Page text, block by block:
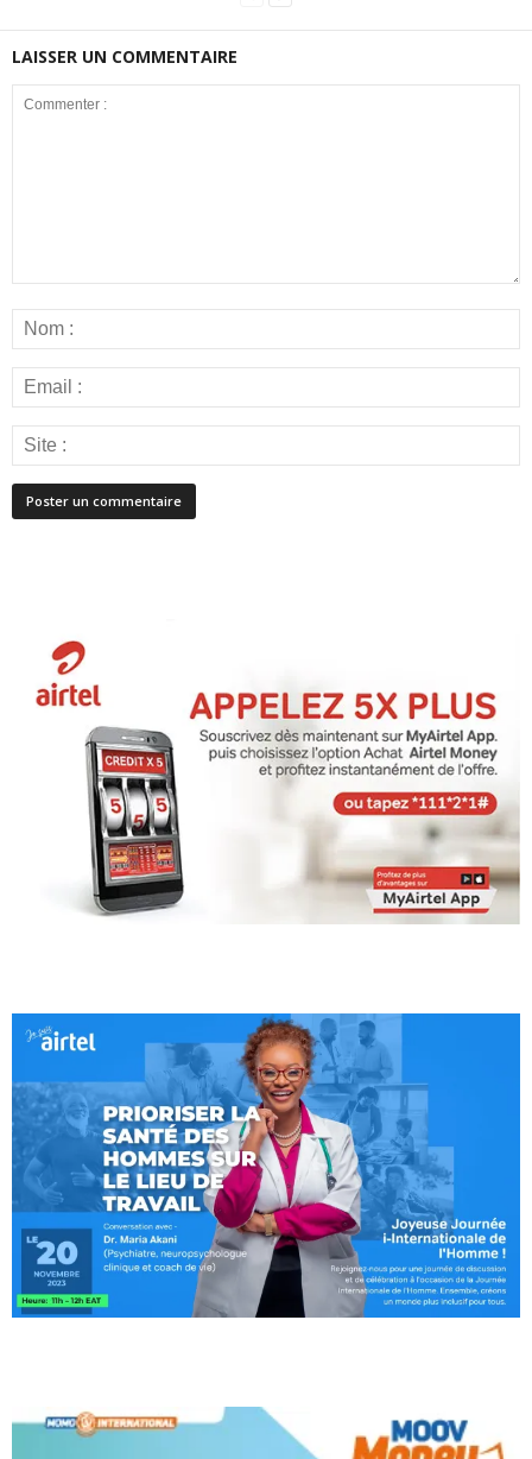
LAISSER UN COMMENTAIRE